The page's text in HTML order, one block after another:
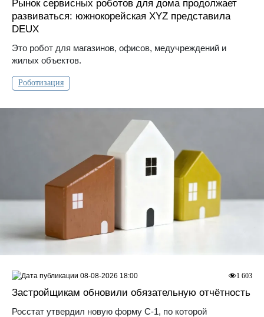
Рынок сервисных роботов для дома продолжает
развиваться: южнокорейская XYZ представила
DEUX
Это робот для магазинов, офисов, медучреждений и
жилых объектов.
Роботизация
Застройщикам обновили обязательную отчётность
Росстат утвердил новую форму С-1, по которой
1 603
08-08-2026 18:00